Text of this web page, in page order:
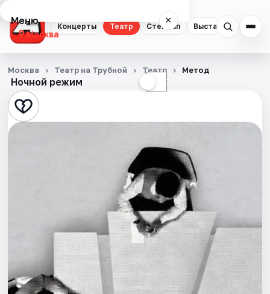
Концерты Театр Стендап Выставки
Меню ×
Москва
Концерты
Театр
Стендап
События
Ночной режим ☾
Москва Театр на Трубной Театр Метод